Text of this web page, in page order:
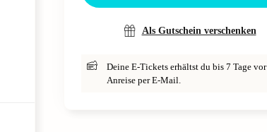
Als Gutschein verschenken
Deine E-Tickets erhältst du bis 7 Tage vor
Anreise per E-Mail.